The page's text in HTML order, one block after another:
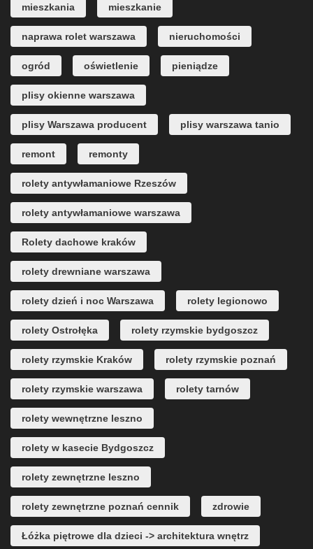
mieszkania mieszkanie
naprawa rolet warszawa nieruchomości
ogród oświetlenie pieniądze
plisy okienne warszawa
plisy Warszawa producent plisy warszawa tanio
remont remonty
rolety antywłamaniowe Rzeszów
rolety antywłamaniowe warszawa
Rolety dachowe kraków
rolety drewniane warszawa
rolety dzień i noc Warszawa rolety legionowo
rolety Ostrołęka rolety rzymskie bydgoszcz
rolety rzymskie Kraków rolety rzymskie poznań
rolety rzymskie warszawa rolety tarnów
rolety wewnętrzne leszno
rolety w kasecie Bydgoszcz
rolety zewnętrzne leszno
rolety zewnętrzne poznań cennik zdrowie
Łóżka piętrowe dla dzieci -> architektura wnętrz